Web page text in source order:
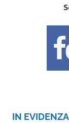
IN EVIDENZA